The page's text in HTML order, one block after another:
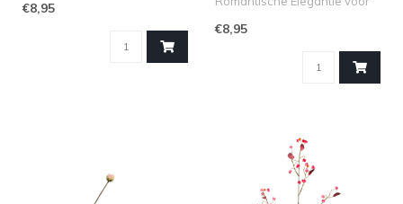
€8,95
€8,95